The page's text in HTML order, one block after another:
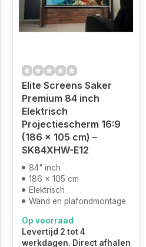
Elite Screens Saker
Premium 84 inch
Elektrisch
Projectiescherm 16:9
(186 x 105 cm) –
SK84XHW-E12
84" inch
186 x 105 cm
Elektrisch
Wand en plafondmontage
Op voorraad
Levertijd 2 tot 4
werkdagen. Direct afhalen